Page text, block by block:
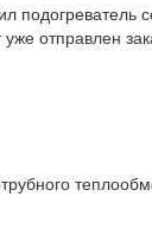
отправлен